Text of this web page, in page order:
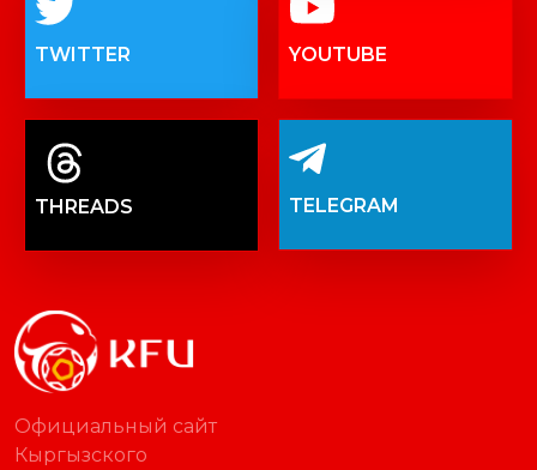
TWITTER YOUTUBE
THREADS TELEGRAM
Официальный сайт
Кыргызского